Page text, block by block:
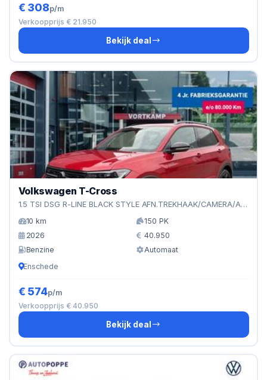
€ 308p/m
Verkoopprijs € 21.950
Bekijk deal
Volkswagen T-Cross
1.5 TSI DSG R-LINE BLACK STYLE AFN.TREKHAAK/CAMERA/ACC/
10 km
150 PK
2026
40.950
Benzine
Automaat
Enschede
€ 574p/m
Verkoopprijs € 40.950
Bekijk deal